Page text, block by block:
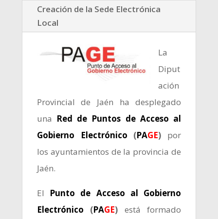
Creación de la Sede Electrónica
Local
La
Diput
ación
Provincial de Jaén ha desplegado
una Red de Puntos de Acceso al
Gobierno Electrónico (PAGE) por
los ayuntamientos de la provincia de
Jaén.
El Punto de Acceso al Gobierno
Electrónico (PAGE) está formado